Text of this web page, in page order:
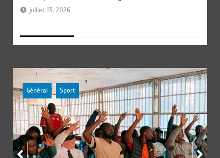
juillet 13, 2026
6
EUFBUK : le FC Klass Académie a tenu son assemblée
juillet 11, 2026
1
Football RDC : une perle, un talent hors-normes, le
surnommé « Kebano » rêve déjà l’Afrique
juillet 24, 2026
Général Sport